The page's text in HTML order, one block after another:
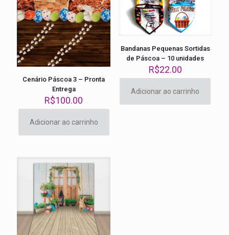
Cenário Páscoa 3 – Pronta
Entrega
R$100.00
Adicionar ao carrinho
Bandanas Pequenas Sortidas
de Páscoa – 10 unidades
R$22.00
Adicionar ao carrinho